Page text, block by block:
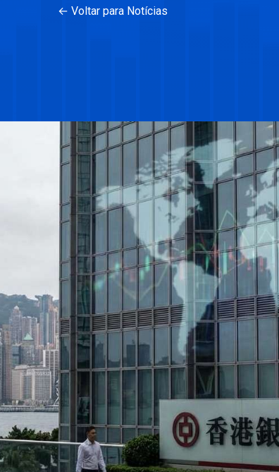
← Voltar para Notícias